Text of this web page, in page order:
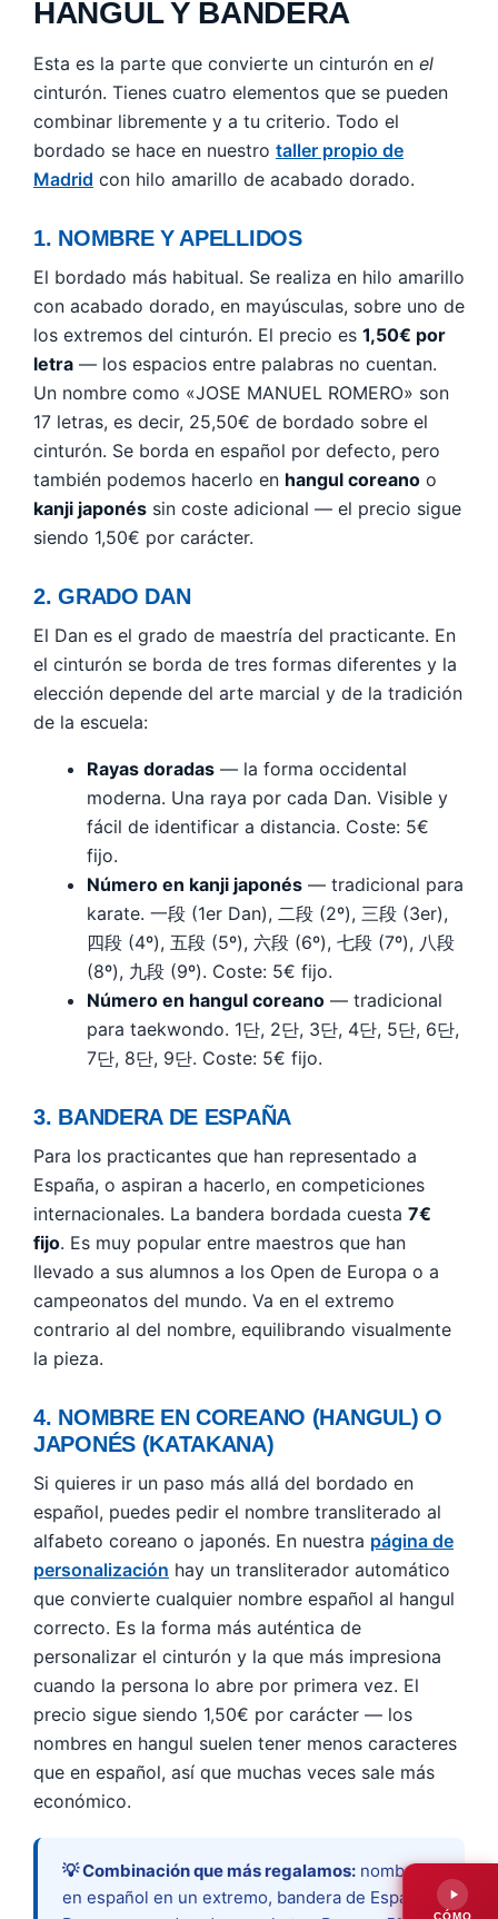
HANGUL Y BANDERA
Esta es la parte que convierte un cinturón en el
cinturón. Tienes cuatro elementos que se pueden
combinar libremente y a tu criterio. Todo el
bordado se hace en nuestro taller propio de
Madrid con hilo amarillo de acabado dorado.
1. NOMBRE Y APELLIDOS
El bordado más habitual. Se realiza en hilo amarillo
con acabado dorado, en mayúsculas, sobre uno de
los extremos del cinturón. El precio es 1,50€ por
letra — los espacios entre palabras no cuentan.
Un nombre como «JOSE MANUEL ROMERO» son
17 letras, es decir, 25,50€ de bordado sobre el
cinturón. Se borda en español por defecto, pero
también podemos hacerlo en hangul coreano o
kanji japonés sin coste adicional — el precio sigue
siendo 1,50€ por carácter.
2. GRADO DAN
El Dan es el grado de maestría del practicante. En
el cinturón se borda de tres formas diferentes y la
elección depende del arte marcial y de la tradición
de la escuela:
Rayas doradas — la forma occidental
moderna. Una raya por cada Dan. Visible y
fácil de identificar a distancia. Coste: 5€
fijo.
Número en kanji japonés — tradicional para
karate. 一段 (1er Dan), 二段 (2º), 三段 (3er),
四段 (4º), 五段 (5º), 六段 (6º), 七段 (7º), 八段
(8º), 九段 (9º). Coste: 5€ fijo.
Número en hangul coreano — tradicional
para taekwondo. 1단, 2단, 3단, 4단, 5단, 6단,
7단, 8단, 9단. Coste: 5€ fijo.
3. BANDERA DE ESPAÑA
Para los practicantes que han representado a
España, o aspiran a hacerlo, en competiciones
internacionales. La bandera bordada cuesta 7€
fijo. Es muy popular entre maestros que han
llevado a sus alumnos a los Open de Europa o a
campeonatos del mundo. Va en el extremo
contrario al del nombre, equilibrando visualmente
la pieza.
4. NOMBRE EN COREANO (HANGUL) O
JAPONÉS (KATAKANA)
Si quieres ir un paso más allá del bordado en
español, puedes pedir el nombre transliterado al
alfabeto coreano o japonés. En nuestra página de
personalización hay un transliterador automático
que convierte cualquier nombre español al hangul
correcto. Es la forma más auténtica de
personalizar el cinturón y la que más impresiona
cuando la persona lo abre por primera vez. El
precio sigue siendo 1,50€ por carácter — los
nombres en hangul suelen tener menos caracteres
que en español, así que muchas veces sale más
económico.
💡 Combinación que más regalamos: nombre
en español en un extremo, bandera de España y
CÓMO